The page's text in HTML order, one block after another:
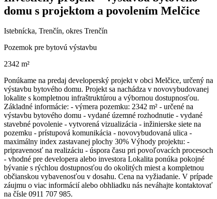
domu s projektom a povolením Melčice
Istebnícka, Trenčín, okres Trenčín
Pozemok pre bytovú výstavbu
2342 m²
Ponúkame na predaj developerský projekt v obci Melčice, určený na
výstavbu bytového domu. Projekt sa nachádza v novovybudovanej
lokalite s kompletnou infraštruktúrou a výbornou dostupnosťou.
Základné informácie: - výmera pozemku: 2342 m² - určené na
výstavbu bytového domu - vydané územné rozhodnutie - vydané
stavebné povolenie - vytvorená vizualizácia - inžinierske siete na
pozemku - prístupová komunikácia - novovybudovaná ulica -
maximálny index zastavanej plochy 30% Výhody projektu: -
pripravenosť na realizáciu - úspora času pri povoľovacích procesoch
- vhodné pre developera alebo investora Lokalita ponúka pokojné
bývanie s rýchlou dostupnosťou do okolitých miest a kompletnou
občianskou vybavenosťou v dosahu. Cena na vyžiadanie. V prípade
záujmu o viac informácií alebo obhliadku nás neváhajte kontaktovať
na čísle 0911 707 985.